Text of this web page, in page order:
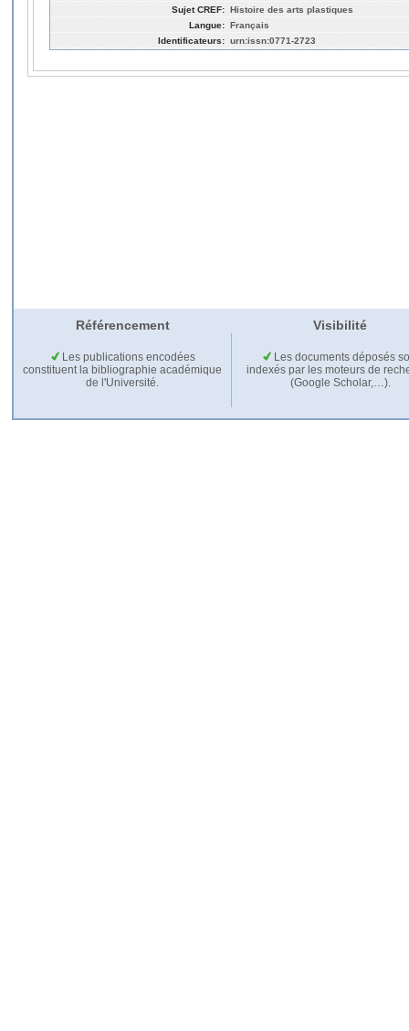
Sujet CREF: Histoire des arts plastiques
Langue: Français
Identificateurs: urn:issn:0771-2723
Référencement Visibilité
Les publications encodées
constituent la bibliographie académique
de l'Université.
Les documents déposés
indexés par les moteurs de
(Google Scholar,…).